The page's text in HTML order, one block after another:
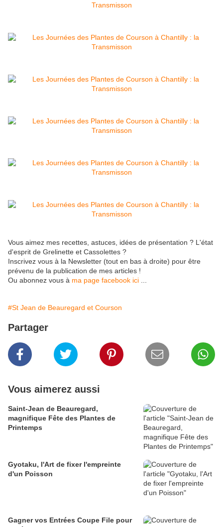
Vous aimez mes recettes, astuces, idées de présentation ? L'état
d'esprit de Grelinette et Cassolettes ?
Inscrivez vous à la Newsletter (tout en bas à droite) pour être
prévenu de la publication de mes articles !
Ou abonnez vous à ma page facebook ici
#St Jean de Beauregard et Courson
Partager
Vous aimerez aussi
Saint-Jean de Beauregard,
magnifique Fête des Plantes de
Printemps
Gyotaku, l'Art de fixer l'empreinte
d'un Poisson
Gagner vos Entrées Coupe File pour